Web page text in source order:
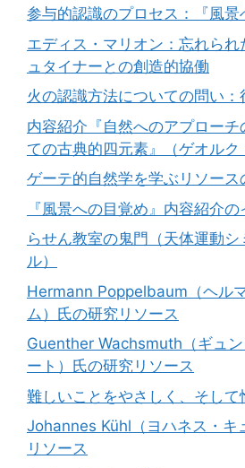
参与的認識のプロセス：『風景
エディス・マリオン：忘れら
ュタイナーとの創造的協働
火の認識方法についての問い：
内容紹介『自然へのアプローチ
ての古典的四元素』（ゲオルク
ゲーテ的自然学を学ぶリソース
『風景への目覚め』内容紹介
らせん教室の鬼門（天体運動
ル）
Hermann Poppelbaum（ヘル
ム）氏の研究リソース
Guenther Wachsmuth（ギュ
ート）氏の研究リソース
難しいことをやさしく、そして
Johannes Kühl（ヨハネス・キ
リソース